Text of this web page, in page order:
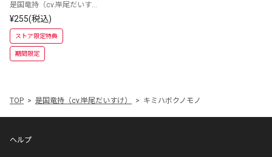
是国竜持（cv.岸尾だいす
け）
¥255(税込)
ストア限定特典
期間限定
TOP 是国竜持（cv.岸尾だいすけ） キミハボクノモノ
ヘルプ